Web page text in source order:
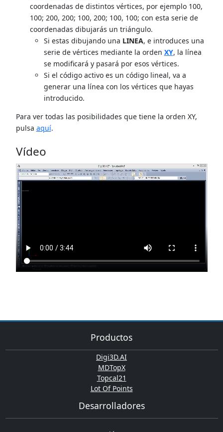
coordenadas de distintos vértices, por ejemplo 100,
100; 200, 200; 100, 200; 100, 100; con esta serie de
coordenadas dibujarás un triángulo.
Si estas dibujando una LINEA, e introduces una
serie de vértices mediante la orden XY, la línea
se modificará y pasará por esos vértices.
Si el código activo es un código lineal, va a
generar una línea con los vértices que hayas
introducido.
Para ver todas las posibilidades que tiene la orden XY,
pulsa aquí.
Vídeo
Productos
Digi3D.AI
MDTopX
Topcal21
Lot Of Points
Desarrolladores